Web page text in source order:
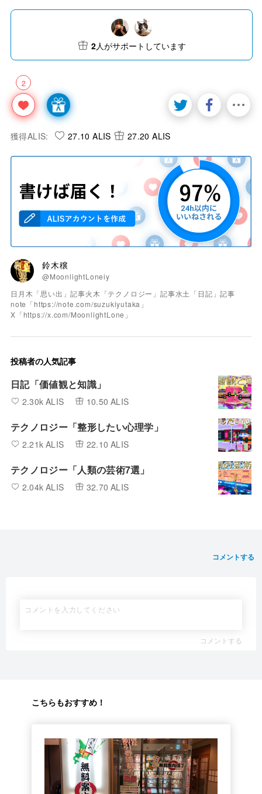
2
2人がサポートしています
獲得ALIS: 27.10 ALIS 27.20 ALIS
鈴木穣
@MoonlightLoneiy
日月木「思い出」記事火木「テクノロジー」記事水土「日記」記事
note「https://note.com/suzukiyutaka」
X「https://x.com/MoonlightLone」
投稿者の人気記事
日記「価値観と知識」
2.30k ALIS 10.50 ALIS
テクノロジー「整形したい心理学」
2.21k ALIS 22.10 ALIS
テクノロジー「人類の芸術7選」
2.04k ALIS 32.70 ALIS
コメントする
コメントする
こちらもおすすめ！